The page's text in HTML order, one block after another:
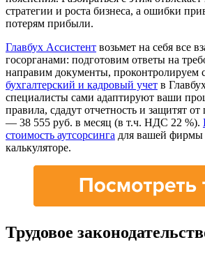
стратегии и роста бизнеса, а ошибки
потерям прибыли.
Главбух Ассистент возьмет на себя все
госорганами: подготовим ответы на
направим документы, проконтролируем
бухгалтерский и кадровый учет в
специалисты сами адаптируют ваши
правила, сдадут отчетность и защитят
— 38 555 руб. в месяц (в т.ч. НДС 22 %).
стоимость аутсорсинга для вашей фирмы
калькуляторе.
Трудовое